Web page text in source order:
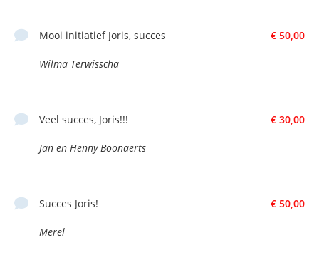
€ 50,00
Mooi initiatief Joris, succes
Wilma Terwisscha
€ 30,00
Veel succes, Joris!!!
Jan en Henny Boonaerts
€ 50,00
Succes Joris!
Merel